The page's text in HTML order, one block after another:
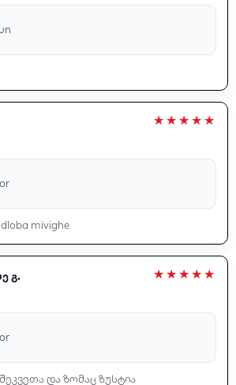
mivighe
გ.
და ზომაც ზუსტია